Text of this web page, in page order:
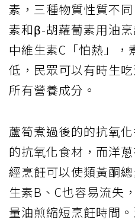
素，三種物質性質不
素和β-胡蘿蔔素用油
中維生素C「怕熱」，
低，民眾可以有時生
所有營養成分。
蘆筍煮過後的的抗氧
的抗氧化食材，而洋
經烹飪可以使類黃酮
生素B、C也容易流失
量油煎縮短烹飪時間